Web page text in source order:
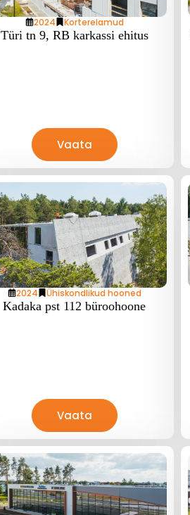
2024 Korterelamud
Türi tn 9, RB karkassi ehitus
Vaata
2024 Ühiskondlikud hooned
Kadaka pst 112 büroohoone
Vaata